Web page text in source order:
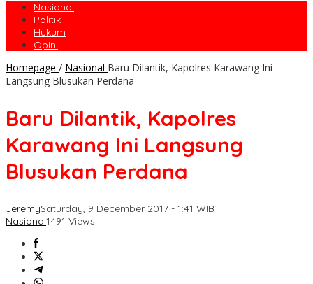
Nasional
Politik
Hukum
Opini
Homepage / Nasional Baru Dilantik, Kapolres Karawang Ini
Langsung Blusukan Perdana
Baru Dilantik, Kapolres
Karawang Ini Langsung
Blusukan Perdana
JeremySaturday, 9 December 2017 - 1:41 WIB
Nasional1491 Views